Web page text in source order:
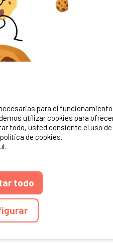
¡ Y NO TE
CGU DEL SITIO
Ibericamp.com © 2026 Ibericamp. All
para el
utilizar cookies para
todo, usted consiente el uso
de cookies.
todo